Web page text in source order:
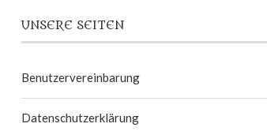
UNSERE SEITEN
Benutzervereinbarung
Datenschutzerklärung